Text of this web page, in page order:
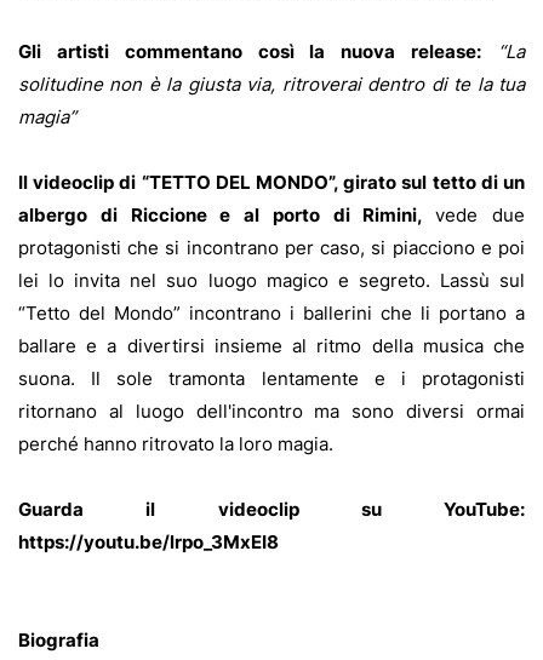
Gli artisti commentano così la nuova release:
“La
solitudine non è la giusta via, ritroverai dentro di te la tua
magia”
Il videoclip di “TETTO DEL MONDO”, girato sul tetto di un
albergo di Riccione e al porto di Rimini,vede due
protagonisti che si incontrano per caso, si piacciono e poi
lei lo invita nel suo luogo magico e segreto. Lassù sul
“Tetto del Mondo” incontrano i ballerini che li portano a
ballare e a divertirsi insieme al ritmo della musica che
suona. Il sole tramonta lentamente e i protagonisti
ritornano al luogo dell'incontro ma sono diversi ormai
perché hanno ritrovato la loro magia.
Guarda il videoclip su YouTube:
https://youtu.be/lrpo_3MxEI8
Biografia